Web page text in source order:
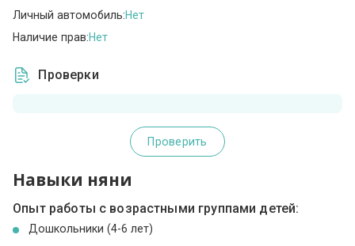
Личный автомобиль:Нет
Наличие прав:Нет
Проверки
Проверить
Навыки няни
Опыт работы с возрастными группами детей:
Дошкольники (4-6 лет)